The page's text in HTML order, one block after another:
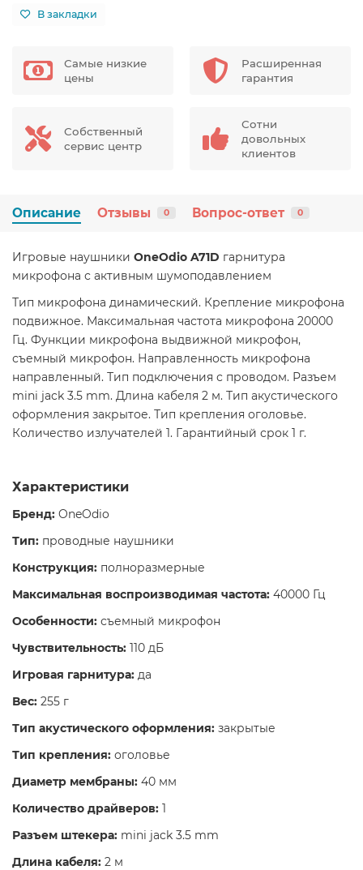
В закладки
Самые низкие
цены
Расширенная
гарантия
Собственный
сервис центр
Сотни
довольных
клиентов
Описание Отзывы 0 Вопрос-ответ 0
Игровые наушники OneOdio A71D гарнитура
микрофона с активным шумоподавлением
Тип микрофона динамический. Крепление микрофона
подвижное. Максимальная частота микрофона 20000
Гц. Функции микрофона выдвижной микрофон,
съемный микрофон. Направленность микрофона
направленный. Тип подключения с проводом. Разъем
mini jack 3.5 mm. Длина кабеля 2 м. Тип акустического
оформления закрытое. Тип крепления оголовье.
Количество излучателей 1. Гарантийный срок 1 г.
Характеристики
Бренд: OneOdio
Тип: проводные наушники
Конструкция: полноразмерные
Максимальная воспроизводимая частота: 40000 Гц
Особенности: съемный микрофон
Чувствительность: 110 дБ
Игровая гарнитура: да
Вес: 255 г
Тип акустического оформления: закрытые
Тип крепления: оголовье
Диаметр мембраны: 40 мм
Количество драйверов: 1
Разъем штекера: mini jack 3.5 mm
Длина кабеля: 2 м